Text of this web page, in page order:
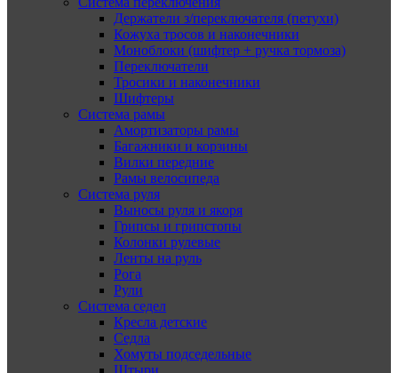
Держатели з/переключателя (петухи)
Кожуха тросов и наконечники
Моноблоки (шифтер + ручка тормоза)
Переключатели
Тросики и наконечники
Шифтеры
Система рамы
Амортизаторы рамы
Багажники и корзины
Вилки передние
Рамы велосипеда
Система руля
Выносы руля и якоря
Грипсы и грипстопы
Колонки рулевые
Ленты на руль
Рога
Рули
Система седел
Кресла детские
Седла
Хомуты подседельные
Штыри